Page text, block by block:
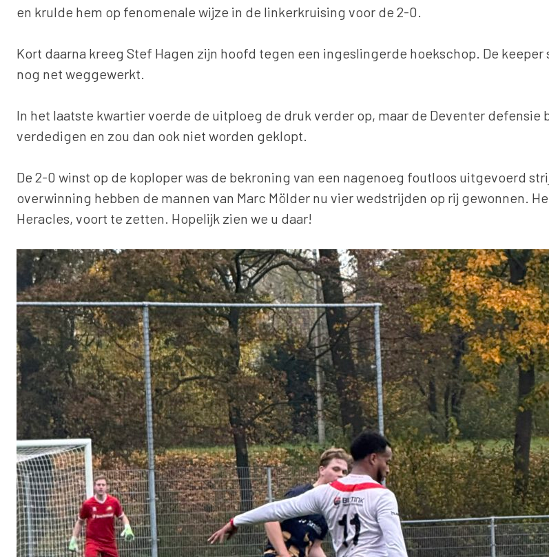
en krulde hem op fenomenale wijze in de linkerkruising voor de 2-0.
Kort daarna kreeg Stef Hagen zijn hoofd tegen een ingeslingerde hoekschop. De
nog net weggewerkt.
In het laatste kwartier voerde de uitploeg de druk verder op, maar de Deventer
verdedigen en zou dan ook niet worden geklopt.
De 2-0 winst op de koploper was de bekroning van een nagenoeg foutloos uitgevoerd
overwinning hebben de mannen van Marc Mölder nu vier wedstrijden op rij gewonnen.
Heracles, voort te zetten. Hopelijk zien we u daar!